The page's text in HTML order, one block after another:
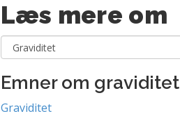
Læs mere om
Emner om graviditet
Graviditet